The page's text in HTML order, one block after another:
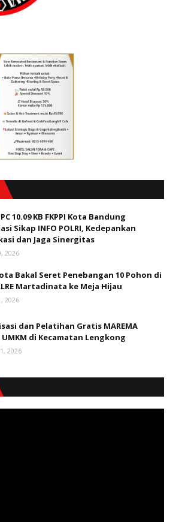
10.09 KB FKPPI Kota Bandung
Sikap INFO POLRI, Kedepankan
dan Jaga Sinergitas
2026
Bakal Seret Penebangan 10 Pohon di
Martadinata ke Meja Hijau
2026
dan Pelatihan Gratis MAREMA
di Kecamatan Lengkong
2026